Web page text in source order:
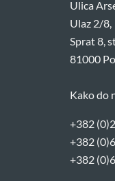
Ulica
Ulaz 2/8,
Sprat 8,
81000
Kako do
+382
+382
+382